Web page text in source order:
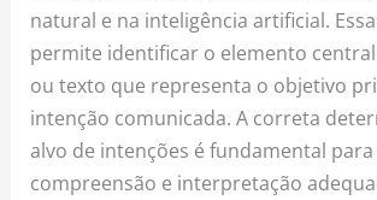
natural e na inteligência artificial.
permite identificar o elemento
ou texto que representa o objetivo
intenção comunicada. A correta
alvo de intenções é fundamental para
compreensão e interpretação